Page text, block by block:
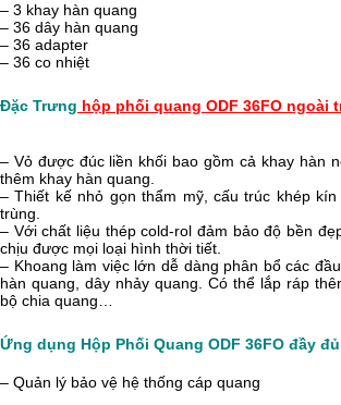
– 3 khay hàn quang
– 36 dây hàn quang
– 36 adapter
– 36 co nhiệt
Đặc Trưng hộp phối quang ODF 36FO ngoài
– Vỏ được đúc liền khối bao gồm cả khay hàn
thêm khay hàn quang.
– Thiết kế nhỏ gọn thẩm mỹ, cấu trúc khép
trùng.
– Với chất liệu thép cold-rol đảm bảo độ bền
chịu được mọi loại hình thời tiết.
– Khoang làm việc lớn dễ dàng phân bổ các
hàn quang, dây nhảy quang. Có thể lắp ráp
bộ chia quang…
Ứng dụng Hộp Phối Quang ODF 36FO đầy
– Quản lý bảo vệ hệ thống cáp quang